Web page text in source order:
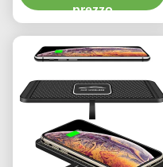
prezzo